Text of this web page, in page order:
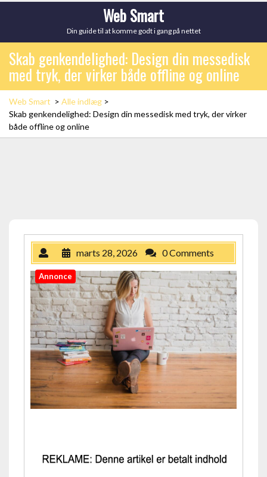
Web Smart
Din guide til at komme godt i gang på nettet
Skab genkendelighed: Design din messedisk
med tryk, der virker både offline og online
Web Smart > Alle indlæg >
Skab genkendelighed: Design din messedisk med tryk, der virker
både offline og online
marts 28, 2026 0 Comments
Annonce